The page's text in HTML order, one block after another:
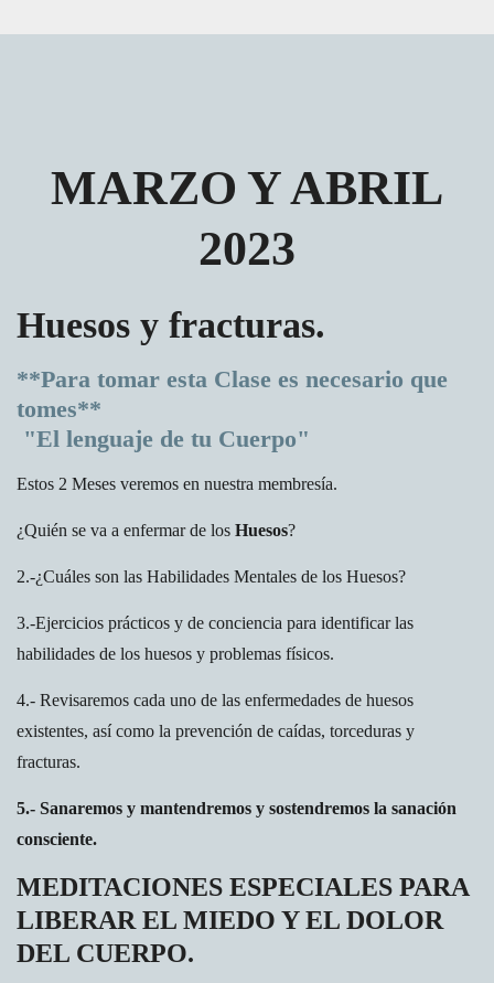
MARZO Y ABRIL
2023
Huesos y fracturas.
**Para tomar esta Clase es necesario que
tomes**
"El lenguaje de tu Cuerpo"
Estos 2 Meses veremos en nuestra membresía.
¿Quién se va a enfermar de los Huesos?
2.-¿Cuáles son las Habilidades Mentales de los Huesos?
3.-Ejercicios prácticos y de conciencia para identificar las
habilidades de los huesos y problemas físicos.
4.- Revisaremos cada uno de las enfermedades de huesos
existentes, así como la prevención de caídas, torceduras y
fracturas.
5.- Sanaremos y mantendremos y sostendremos la sanación
consciente.
MEDITACIONES ESPECIALES PARA
LIBERAR EL MIEDO Y EL DOLOR
DEL CUERPO.